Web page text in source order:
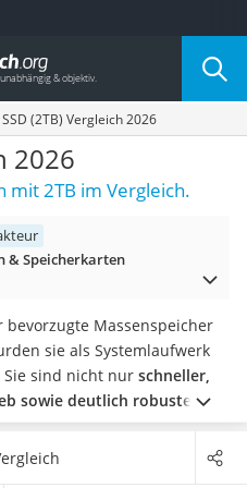
SSD (2TB) Vergleich 2026
2026
mit 2TB im Vergleich.
& Speicherkarten
bevorzugte Massenspeicher
sie als Systemlaufwerk
Sie sind nicht nur schneller,
sowie deutlich robuster
hängt deshalb
Datenmenge ab.
Wie